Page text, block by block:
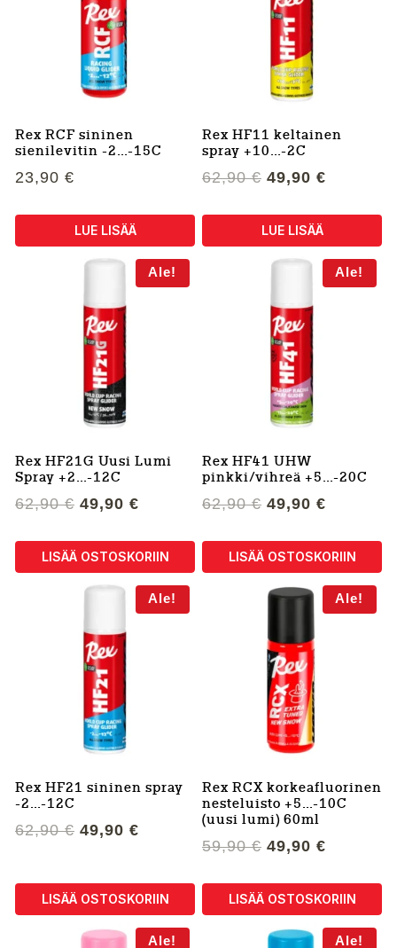
Rex RCF sininen
sienilevitin -2…-15C
23,90 €
LUE LISÄÄ
Rex HF11 keltainen
spray +10…-2C
62,90€ Alkuperäinen
oli:
62,90 €.
49,90 €
on:
LUE LISÄÄ
Ale!
Rex HF21G Uusi Lumi
Spray +2…-12C
62,90€ Alkuperäinen
oli:
62,90 €.
49,90 € Nykyinen
on:
49,90 €.
LISÄÄ OSTOSKORIIN
Ale!
Rex HF41 UHW
pinkki/vihreä +5…-20C
62,90€ Alkuperäinen
oli:
62,90 €.
49,90 €
on:
49,90 €.
LISÄÄ OSTOSKORIIN
Ale!
Rex HF21 sininen spray
-2…-12C
62,90€ Alkuperäinen
62,90 €.
49,90 € Nykyinen
49,90 €.
LISÄÄ OSTOSKORIIN
Ale!
Rex RCX korkeafluorinen
nesteluisto +5…-10C
(uusi lumi) 60ml
59,90€ Alkuperäinen
oli:
59,90 €.
49,90 €
on:
49,90 €.
LISÄÄ OSTOSKORIIN
Ale! Ale!